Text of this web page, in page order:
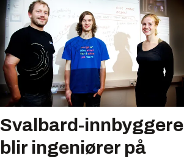
Svalbard-innbyggere
blir ingeniører på